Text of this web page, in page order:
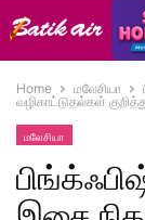
Home மலேசியா
வழிகாட்டுதல்கள்
மலேசியா